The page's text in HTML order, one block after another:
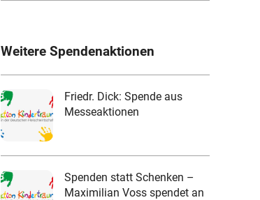
Weitere Spendenaktionen
Friedr. Dick: Spende aus
Messeaktionen
Spenden statt Schenken –
Maximilian Voss spendet an